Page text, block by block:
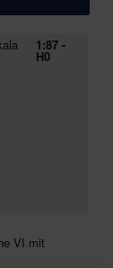
1:87 -
H0
VI mit